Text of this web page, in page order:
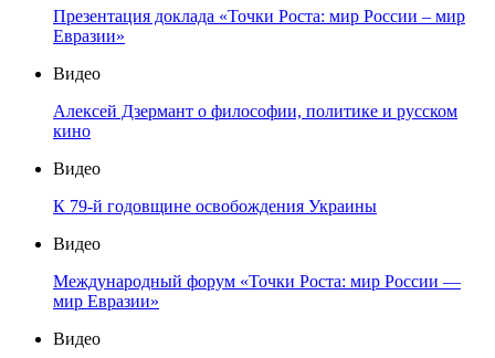
Презентация доклада «Точки Роста: мир России – мир
Евразии»
Видео
Алексей Дзермант о философии, политике и русском
кино
Видео
К 79-й годовщине освобождения Украины
Видео
Международный форум «Точки Роста: мир России —
мир Евразии»
Видео